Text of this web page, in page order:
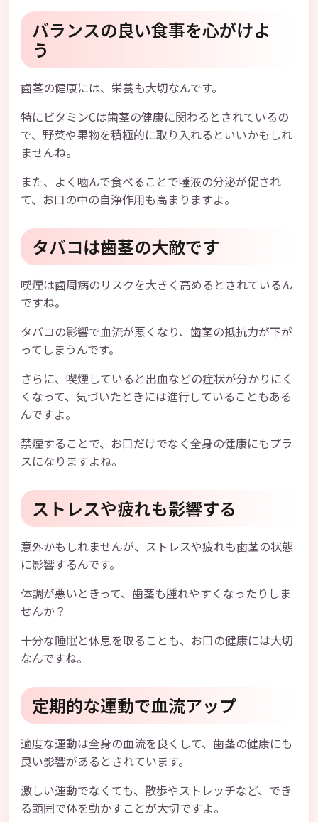
バランスの良い食事を心がけよ
う
歯茎の健康には、栄養も大切なんです。
特にビタミンCは歯茎の健康に関わるとされているの
で、野菜や果物を積極的に取り入れるといいかもしれ
ませんね。
また、よく噛んで食べることで唾液の分泌が促され
て、お口の中の自浄作用も高まりますよ。
タバコは歯茎の大敵です
喫煙は歯周病のリスクを大きく高めるとされているん
ですね。
タバコの影響で血流が悪くなり、歯茎の抵抗力が下が
ってしまうんです。
さらに、喫煙していると出血などの症状が分かりにく
くなって、気づいたときには進行していることもある
んですよ。
禁煙することで、お口だけでなく全身の健康にもプラ
スになりますよね。
ストレスや疲れも影響する
意外かもしれませんが、ストレスや疲れも歯茎の状態
に影響するんです。
体調が悪いときって、歯茎も腫れやすくなったりしま
せんか？
十分な睡眠と休息を取ることも、お口の健康には大切
なんですね。
定期的な運動で血流アップ
適度な運動は全身の血流を良くして、歯茎の健康にも
良い影響があるとされています。
激しい運動でなくても、散歩やストレッチなど、でき
る範囲で体を動かすことが大切ですよ。